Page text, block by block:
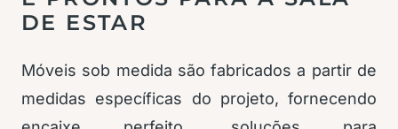
DE ESTAR
Móveis sob medida são fabricados a partir de
medidas específicas do projeto, fornecendo